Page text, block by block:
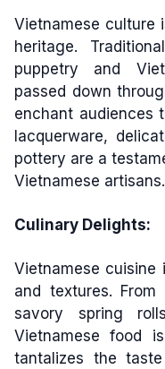
Vietnamese culture
heritage.
puppetry and
passed down
enchant audiences
lacquerware,
pottery are a
Vietnamese artisans.
Culinary Delights:
Vietnamese
and textures.
savory spring
Vietnamese food
tantalizes the